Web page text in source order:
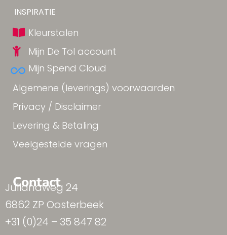
Contact
Julianaweg 24
6862 ZP Oosterbeek
+31 (0)24 – 35 847 82
INSPIRATIE
Kleurstalen
Mijn De Tol account
Mijn Spend Cloud
Algemene (leverings) voorwaarden
Privacy / Disclaimer
Levering & Betaling
Veelgestelde vragen